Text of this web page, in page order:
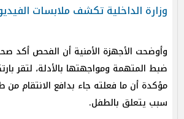
وزارة الداخلية تكشف ملابسات
وأوضحت الأجهزة الأمنية أن الفحص أكد
ضبط المتهمة ومواجهتها بالأدلة، لتقر
مؤكدة أن ما فعلته جاء بدافع الانتقام
سبب يتعلق بالطفل.